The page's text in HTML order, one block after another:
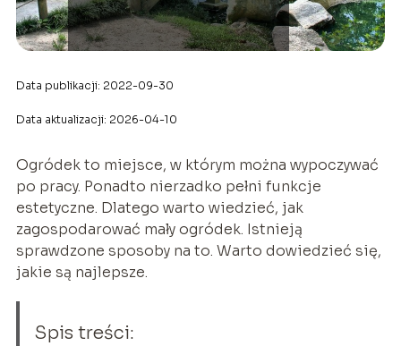
Data publikacji: 2022-09-30
Data aktualizacji: 2026-04-10
Ogródek to miejsce, w którym można wypoczywać
po pracy. Ponadto nierzadko pełni funkcje
estetyczne. Dlatego warto wiedzieć, jak
zagospodarować mały ogródek. Istnieją
sprawdzone sposoby na to. Warto dowiedzieć się,
jakie są najlepsze.
Spis treści: